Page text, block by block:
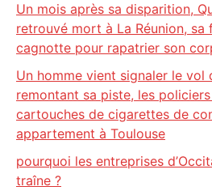
Un mois après sa disparition,
retrouvé mort à La Réunion, sa
cagnotte pour rapatrier son
Un homme vient signaler le vol
remontant sa piste, les
cartouches de cigarettes de
appartement à Toulouse
pourquoi les entreprises
traîne ?